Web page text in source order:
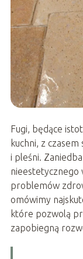
Fugi, będące
kuchni, z
i pleśni.
nieestetycznego
problemów
omówimy
które pozwolą
zapobiegną